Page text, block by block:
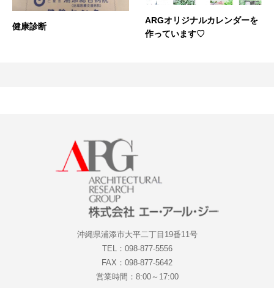
健康診断
ARGオリジナルカレンダーを
作っています♡
沖縄県浦添市大平二丁目19番11号
TEL：098-877-5556
FAX：098-877-5642
営業時間：8:00～17:00